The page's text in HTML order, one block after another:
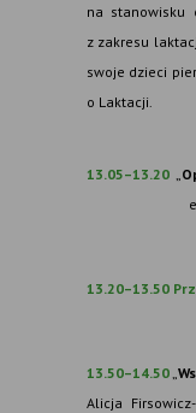
na stanowisku
z zakresu
swoje dzieci
o Laktacji.
13.05–13.20„
13.20–13.50
13.50–14.50„
Alicja